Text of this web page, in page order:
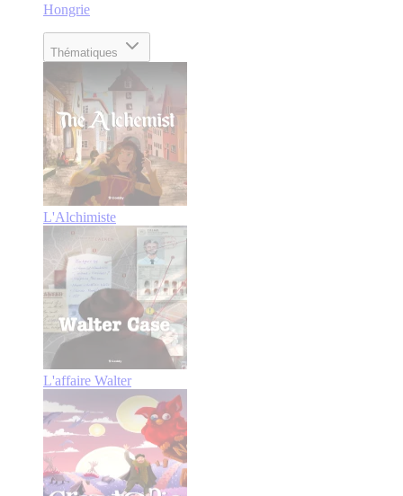
Hongrie
Thématiques
L'Alchimiste
L'affaire Walter